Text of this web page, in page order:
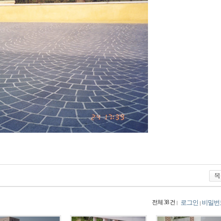
전체 38 건 | 로그인 | 비밀